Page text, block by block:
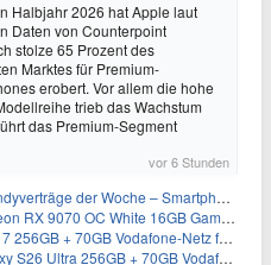
Halbjahr 2026 hat Apple laut
Daten von Counterpoint
stolze 65 Prozent des
Marktes für Premium-
erobert. Vor allem die hohe
trieb das Wachstum
das Premium-Segment
vor 6 Stunden
Woche – Smartphone-Tarife & SIM-Only im Überblick
OC White 16GB Gaming-Grafikkarte für 579€
Vodafone-Netz für 34,99€/Monat (effektiv 6,41€/Monat)
+ 70GB Vodafone-Netz für 34,99€/Monat (effektiv 4,74€/Monat)